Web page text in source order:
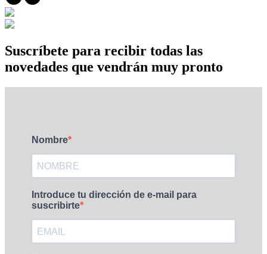
Suscríbete para recibir todas las
novedades que vendrán muy pronto